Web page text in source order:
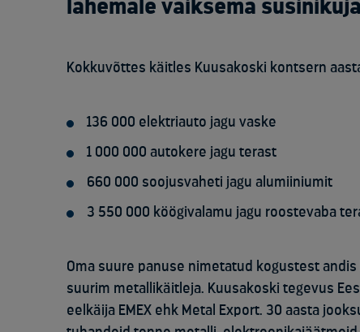
lähemale väiksema
Kokkuvõttes käitles Kuusakoski kontsern
136 000 elektriauto jagu vaske
1 000 000 autokere jagu terast
660 000 soojusvaheti jagu alumiiniumit
3 550 000 köögivalamu jagu roostevaba
Oma suure panuse nimetatud kogustest
suurim metallikäitleja. Kuusakoski tegevus
eelkäija EMEX ehk Metal Export. 30 aasta